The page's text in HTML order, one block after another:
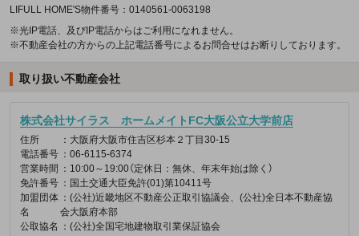
LIFULL HOME'S物件番号：0140561-0063198
※光IP電話、及びIP電話からはご利用になれません。
※不動産会社の方からの上記電話番号によるお問合せはお断りしております。
取り扱い不動産会社
株式会社サイラス ホームメイトFC大阪公立大学前店
住所
：大阪府大阪市住吉区杉本２丁目30-15
電話番号 ：06-6115-6374
営業時間 ：10:00～19:00（定休日：無休、年末年始は除く）
免許番号 ：国土交通大臣免許(01)第10411号
加盟団体
名
：(公社)近畿地区不動産公正取引協議会、(公社)全日本不動産協
会大阪府本部
公取協名
：(公社)全国宅地建物取引業保証協会